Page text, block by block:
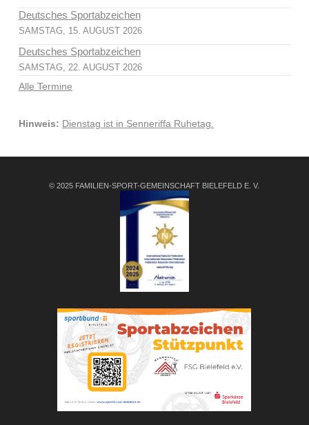
Deutsches Sportabzeichen
SAMSTAG, 15. AUGUST 2026
Deutsches Sportabzeichen
SAMSTAG, 22. AUGUST 2026
Alle Termine
Hinweis: Dienstag ist in Senneriffa Ruhetag.
© 2025 FAMILIEN-SPORT-GEMEINSCHAFT BIELEFELD E. V.